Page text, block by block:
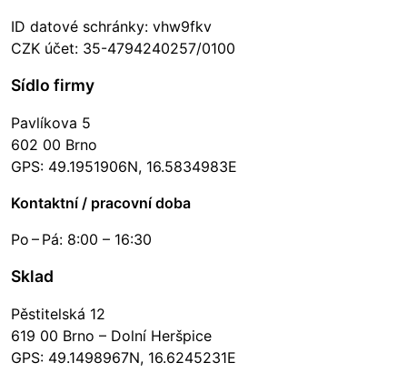
ID datové schránky: vhw9fkv
CZK účet: 35-4794240257/0100
Sídlo firmy
Pavlíkova 5
602 00 Brno
GPS: 49.1951906N, 16.5834983E
Kontaktní / pracovní doba
Po – Pá: 8:00 – 16:30
Sklad
Pěstitelská 12
619 00 Brno – Dolní Heršpice
GPS: 49.1498967N, 16.6245231E